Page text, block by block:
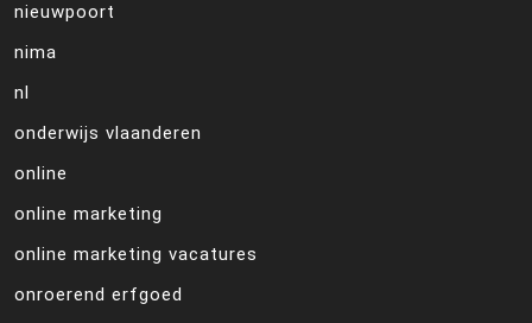
nieuwpoort
nima
nl
onderwijs vlaanderen
online
online marketing
online marketing vacatures
onroerend erfgoed